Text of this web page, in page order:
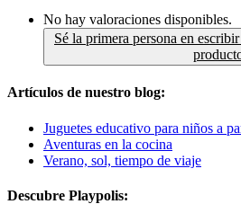
No hay valoraciones disponibles.
Sé la primera persona en
Artículos de nuestro blog:
Juguetes educativo para niños a
Aventuras en la cocina
Verano, sol, tiempo de viaje
Descubre Playpolis: